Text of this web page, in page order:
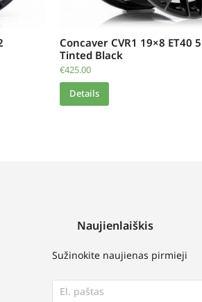
Concaver CVR1 19×8 ET40
Tinted Black
€425.00
Details
Naujienlaiškis
Sužinokite naujienas pirmieji